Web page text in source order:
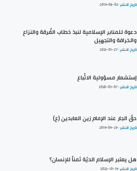
تاريخ النشر :2019-08-02
دعوة للمنابر الإسلامية لنبذ خطاب الفُرقة والنزاع
والخرافة والتجهيل
تاريخ النشر :2021-01-27
إستشعار مسؤولية الاتِّباع
تاريخ النشر :2020-05-07
حقّ الجار عند الإمام زين العابدين (ع)
تاريخ النشر :2019-09-29
هل يعتبر الإسلام الديّة ثمناً للإنسان؟
تاريخ النشر :2022-10-19